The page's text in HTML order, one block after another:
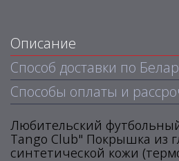
Описание
Способ доставки по
Способы оплаты и
Любительский
Tango Club" Покрышка из
синтетической кожи